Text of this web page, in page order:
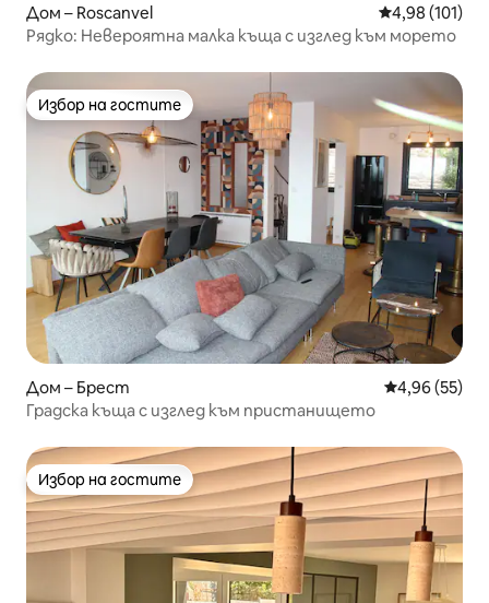
Дом – Roscanvel Средна
4,98 (101)
Рядко: Невероятна малка къща с изглед към морето
Избор на гостите
Избор на гостите
Дом – Брест Средна
4,96 (55)
Градска къща с изглед към пристанището
Избор на гостите
Избор на гостите